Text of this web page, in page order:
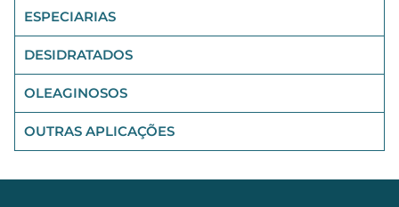
ESPECIARIAS
DESIDRATADOS
OLEAGINOSOS
OUTRAS APLICAÇÕES